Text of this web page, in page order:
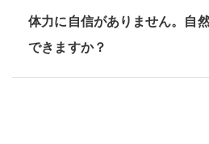
体力に自信がありません。自
できますか？